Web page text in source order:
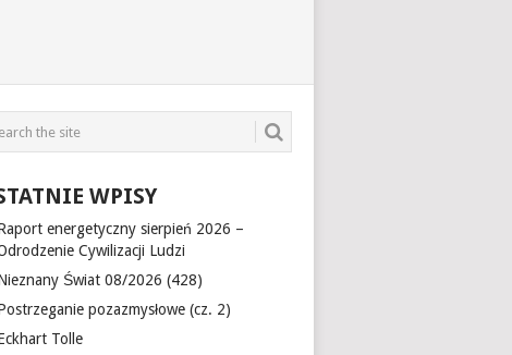
WPISY
energetyczny sierpień 2026 –
Cywilizacji Ludzi
Świat 08/2026 (428)
pozazmysłowe (cz. 2)
Tolle